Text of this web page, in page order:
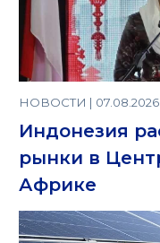
НОВОСТИ | 07.08.2026
Индонезия
рынки в
Африке